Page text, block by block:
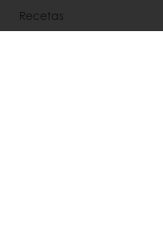
Recetas